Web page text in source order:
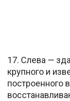
17. Слева —
крупного и
построенного